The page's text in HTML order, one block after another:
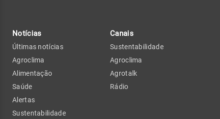
Notícias
Últimas notícias
Agroclima
Alimentação
Saúde
Alertas
Sustentabilidade
Canais
Sustentabilidade
Agroclima
Agrotalk
Rádio